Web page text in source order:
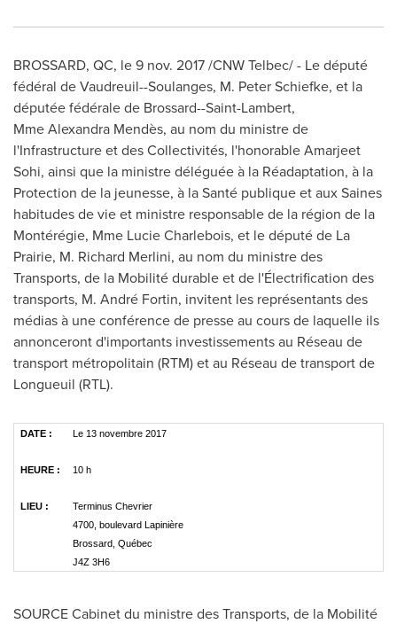
BROSSARD, QC, le9 nov. 2017/CNW Telbec/ - Le député
fédéral de Vaudreuil--Soulanges, M. Peter Schiefke, et la
députée fédérale de Brossard--Saint-Lambert,
Mme Alexandra Mendès, au nom du ministre de
l'Infrastructure et des Collectivités, l'honorableAmarjeet
Sohi, ainsi que la ministre déléguée à la Réadaptation, à la
Protection de la jeunesse, à la Santé publique et aux Saines
habitudes de vie et ministre responsable de la région de la
Montérégie, Mme Lucie Charlebois, et le député de La
Prairie, M. Richard Merlini, au nom du ministre des
Transports, de la Mobilité durable et de l'Électrification des
transports, M. André Fortin, invitent les représentants des
médias à une conférence de presse au cours de laquelle ils
annonceront d'importants investissements au Réseau de
transport métropolitain (RTM) et au Réseau de transport de
Longueuil (RTL).
DATE : Le 13 novembre 2017
HEURE : 10 h
LIEU :
Terminus Chevrier
4700, boulevard Lapinière
Brossard, Québec
J4Z 3H6
SOURCE Cabinet du ministre des Transports, de la Mobilité